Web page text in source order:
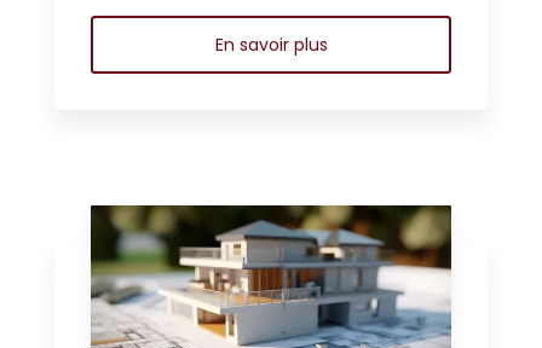
En savoir plus